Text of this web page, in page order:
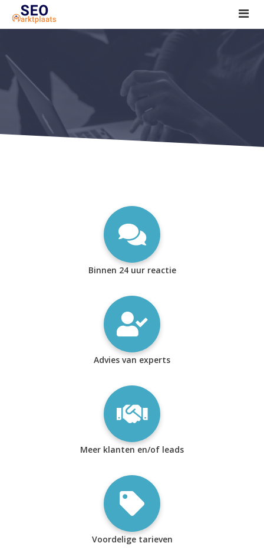
SEO tools reviews
Marketeer bij jou in de buurt?
Offerte
1. Seo voor beginners +
2. Onderzoeken +
Binnen 24 uur reactie
Advies van experts
Meer klanten en/of leads
Voordelige tarieven